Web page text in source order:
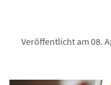
Veröffentlicht am 08.